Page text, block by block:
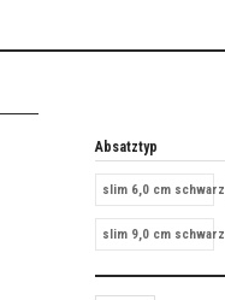
Absatztyp
slim 6,0 cm schwarz
slim 9,0 cm schwarz